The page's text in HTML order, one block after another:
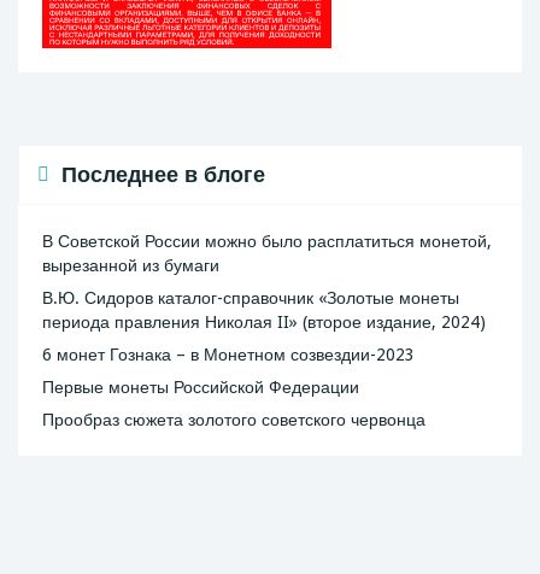
Последнее в блоге
В Советской России можно было расплатиться монетой,
вырезанной из бумаги
В.Ю. Сидоров каталог-справочник «Золотые монеты
периода правления Николая II» (второе издание, 2024)
6 монет Гознака – в Монетном созвездии-2023
Первые монеты Российской Федерации
Прообраз сюжета золотого советского червонца